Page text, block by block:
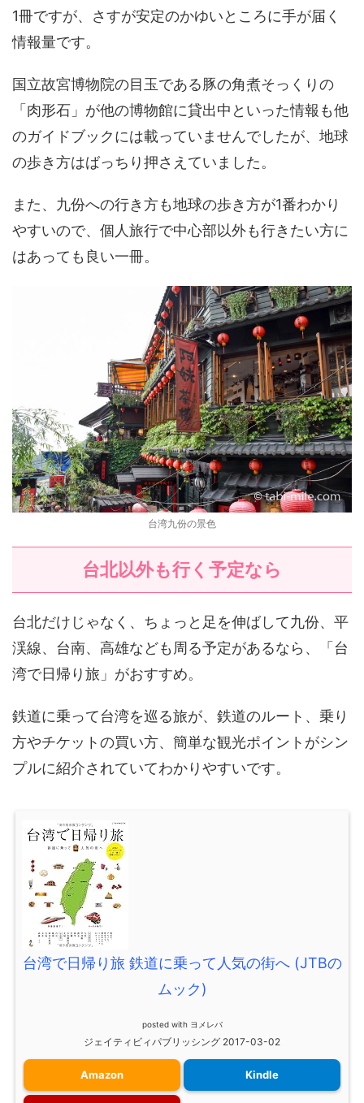
1冊ですが、さすが安定のかゆいところに手が届く
情報量です。
国立故宮博物院の目玉である豚の角煮そっくりの
「肉形石」が他の博物館に貸出中といった情報も他
のガイドブックには載っていませんでしたが、地球
の歩き方はばっちり押さえていました。
また、九份への行き方も地球の歩き方が1番わかり
やすいので、個人旅行で中心部以外も行きたい方に
はあっても良い一冊。
台湾九份の景色
台北以外も行く予定なら
台北だけじゃなく、ちょっと足を伸ばして九份、平
渓線、台南、高雄なども周る予定があるなら、「台
湾で日帰り旅」がおすすめ。
鉄道に乗って台湾を巡る旅が、鉄道のルート、乗り
方やチケットの買い方、簡単な観光ポイントがシン
プルに紹介されていてわかりやすいです。
台湾で日帰り旅 鉄道に乗って人気の街へ (JTBの
ムック)
posted with ヨメレバ
ジェイティビィパブリッシング 2017-03-02
Amazon Kindle